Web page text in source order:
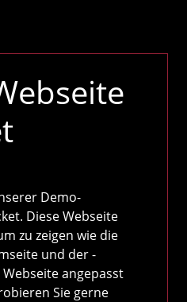
Demo-
Diese Webseite
zu zeigen wie die
und der -
angepasst
Sie gerne